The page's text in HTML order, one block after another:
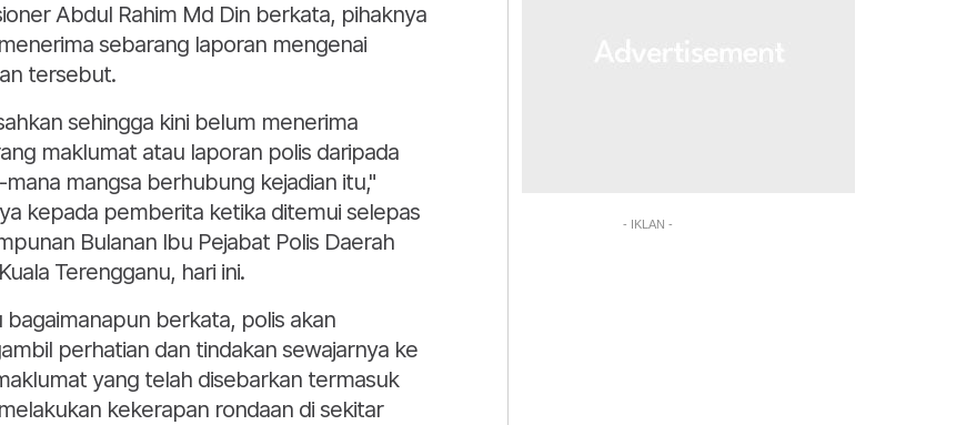
Abdul Rahim Md Din berkata, pihaknya
sebarang laporan mengenai
tersebut.
sehingga kini belum menerima
maklumat atau laporan polis daripada
mana mangsa berhubung kejadian itu,"
kepada pemberita ketika ditemui selepas
Bulanan Ibu Pejabat Polis Daerah
Terengganu, hari ini.
bagaimanapun berkata, polis akan
perhatian dan tindakan sewajarnya ke
yang telah disebarkan termasuk
kekerapan rondaan di sekitar
- IKLAN -